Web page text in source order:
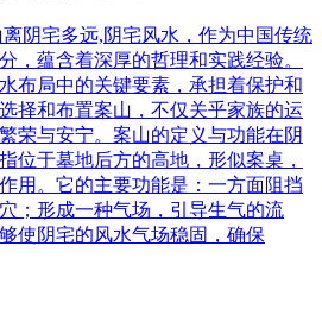
阴宅多远,阴宅风水，作为中国传统
，蕴含着深厚的哲理和实践经验。
布局中的关键要素，承担着保护和
择和布置案山，不仅关乎家族的运
荣与安宁。案山的定义与功能在阴
位于墓地后方的高地，形似案桌，
用。它的主要功能是：一方面阻挡
；形成一种气场，引导生气的流
使阴宅的风水气场稳固，确保